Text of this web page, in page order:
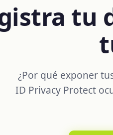
tu
¿Por qué exponer
ID Privacy Protect